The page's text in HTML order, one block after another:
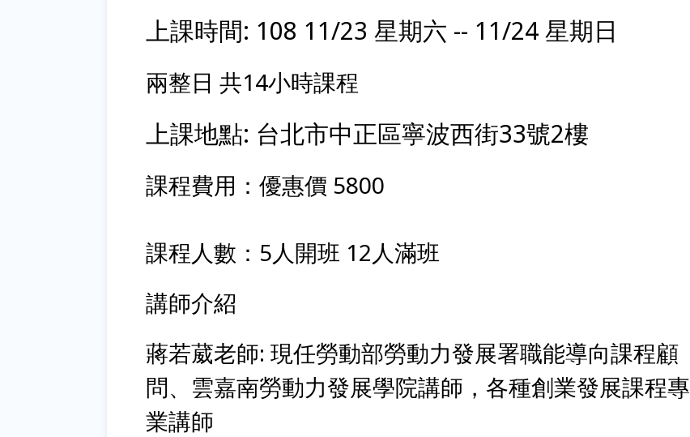
上課時間: 108 11/23 星期六 -- 11/24 星期日
兩整日 共14小時課程
上課地點: 台北市中正區寧波西街33號2樓
課程費用：優惠價 5800
課程人數：5人開班 12人滿班
講師介紹
蔣若葳老師: 現任勞動部勞動力發展署職能導向課程顧
問、雲嘉南勞動力發展學院講師，各種創業發展課程專
業講師